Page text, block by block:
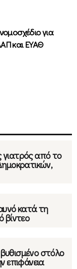
για
και ΕΥΑΘ
από το
κατά τη
βίντεο
στόλο
επιφάνεια